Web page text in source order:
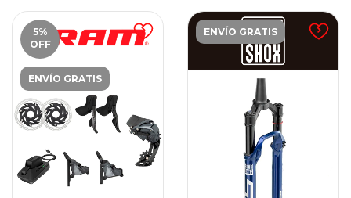
5%
OFF
ENVÍO GRATIS
ENVÍO GRATIS